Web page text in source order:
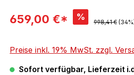
Verkaufspreis:
659,00 €* % Regulärer
998,41 €
Preise inkl. 19% MwSt. zzgl.
Sofort verfügbar, Lieferzeit